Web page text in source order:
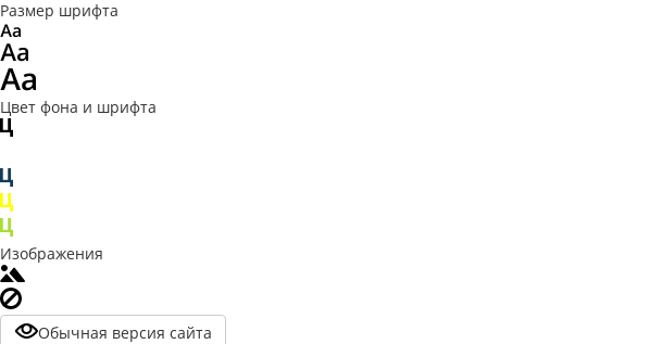
Размер шрифта
Цвет фона и шрифта
Изображения
Обычная версия сайта